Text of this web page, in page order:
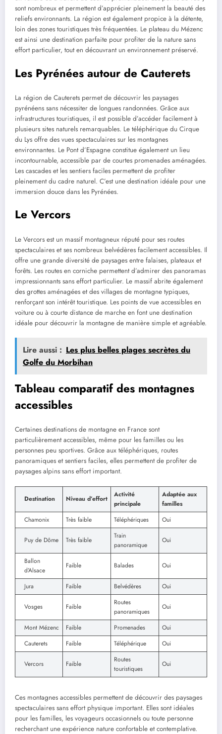
sont nombreux et permettent d’apprécier pleinement la beauté des
reliefs environnants. La région est également propice à la détente,
loin des zones touristiques très fréquentées. Le plateau du Mézenc
est ainsi une destination parfaite pour profiter de la nature sans
effort particulier, tout en découvrant un environnement préservé.
Les Pyrénées autour de Cauterets
La région de Cauterets permet de découvrir les paysages
pyrénéens sans nécessiter de longues randonnées. Grâce aux
infrastructures touristiques, il est possible d’accéder facilement à
plusieurs sites naturels remarquables. Le téléphérique du Cirque
du Lys offre des vues spectaculaires sur les montagnes
environnantes. Le Pont d’Espagne constitue également un lieu
incontournable, accessible par de courtes promenades aménagées.
Les cascades et les sentiers faciles permettent de profiter
pleinement du cadre naturel. C’est une destination idéale pour une
immersion douce dans les Pyrénées.
Le Vercors
Le Vercors est un massif montagneux réputé pour ses routes
spectaculaires et ses nombreux belvédères facilement accessibles. Il
offre une grande diversité de paysages entre falaises, plateaux et
forêts. Les routes en corniche permettent d’admirer des panoramas
impressionnants sans effort particulier. Le massif abrite également
des grottes aménagées et des villages de montagne typiques,
renforçant son intérêt touristique. Les points de vue accessibles en
voiture ou à courte distance de marche en font une destination
idéale pour découvrir la montagne de manière simple et agréable.
Lire aussi : Les plus belles plages secrètes du
Golfe du Morbihan
Tableau comparatif des montagnes
accessibles
Certaines destinations de montagne en France sont
particulièrement accessibles, même pour les familles ou les
personnes peu sportives. Grâce aux téléphériques, routes
panoramiques et sentiers faciles, elles permettent de profiter de
paysages alpins sans effort important.
Destination Niveau d’effort
Activité
principale
Adaptée aux
familles
Chamonix
Très faible Téléphériques Oui
Puy de Dôme Très faible
Train
panoramique
Oui
Ballon
d’Alsace
Faible Balades Oui
Jura Faible Belvédères Oui
Vosges Faible
Routes
panoramiques
Oui
Mont Mézenc Faible Promenades
Oui
Cauterets
Faible Téléphérique Oui
Vercors Faible
Routes
touristiques
Oui
Ces montagnes accessibles permettent de découvrir des paysages
spectaculaires sans effort physique important. Elles sont idéales
pour les familles, les voyageurs occasionnels ou toute personne
recherchant une expérience nature confortable et contemplative.